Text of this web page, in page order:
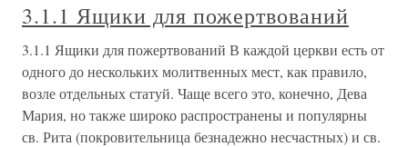
3.1.1 Ящики для пожертвований
3.1.1 Ящики для пожертвований В каждой церкви есть от
одного до нескольких молитвенных мест, как правило,
возле отдельных статуй. Чаще всего это, конечно, Дева
Мария, но также широко распространены и популярны
св. Рита (покровительница безнадежно несчастных) и св.